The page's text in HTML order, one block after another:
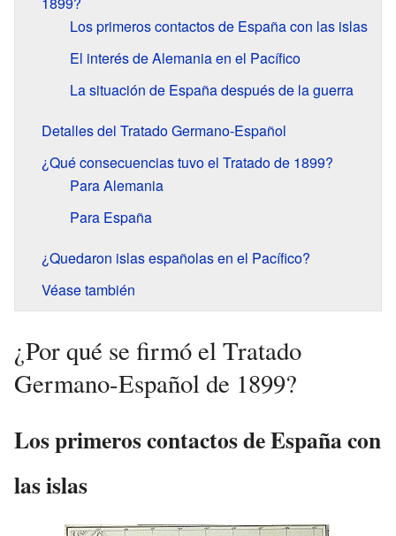
Los primeros contactos de España con las islas
El interés de Alemania en el Pacífico
La situación de España después de la guerra
Detalles del Tratado Germano-Español
¿Qué consecuencias tuvo el Tratado de 1899?
Para Alemania
Para España
¿Quedaron islas españolas en el Pacífico?
Véase también
¿Por qué se firmó el Tratado
Germano-Español de 1899?
Los primeros contactos de España con
las islas